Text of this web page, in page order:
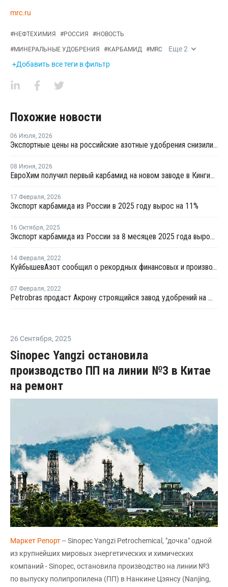
mrc.ru
#НЕФТЕХИМИЯ #РОССИЯ #НОВОСТЬ
#МИНЕРАЛЬНЫЕ УДОБРЕНИЯ #КАРБАМИД #MRC Еще2
+Добавить все теги в фильтр
Похожие новости
06 Июля, 2026
Экспортные цены на российские азотные удобрения снизились на 22-40%
08 Июня, 2026
ЕвроХим получил первый карбамид на новом заводе в Кингисеппе
17 Февраля, 2026
Экспорт карбамида из России в 2025 году вырос на 11%
16 Октября, 2025
Экспорт карбамида из России за 8 месяцев 2025 года вырос на 19%
14 Февраля, 2022
КуйбышевАзот сообщил о рекордных финансовых и производственных показателях в 2021 году
07 Февраля, 2022
Petrobras продаст Акрону строящийся завод удобрений на юго-западе Бразилии
26 Сентября, 2025
Sinopec Yangzi остановила
производство ПП на линии №3 в Китае
на ремонт
Маркет Репорт-- Sinopec Yangzi Petrochemical, "дочка" одной
из крупнейших мировых энергетических и химических
компаний - Sinopec, остановила производство на линии №3
по выпуску полипропилена (ПП) в Нанкине Цзянсу (Nanjing,